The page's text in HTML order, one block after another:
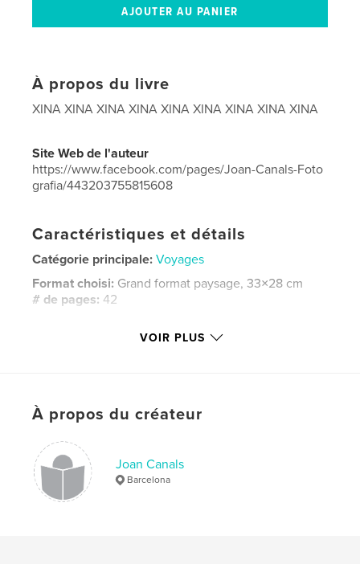
À propos du livre
XINA XINA XINA XINA XINA XINA XINA XINA XINA
Site Web de l'auteur
https://www.facebook.com/pages/Joan-Canals-Foto
grafia/443203755815608
Caractéristiques et détails
Catégorie principale: Voyages
Format choisi: Grand format paysage, 33×28 cm
# de pages:42
VOIR PLUS
À propos du créateur
Joan Canals
Barcelona